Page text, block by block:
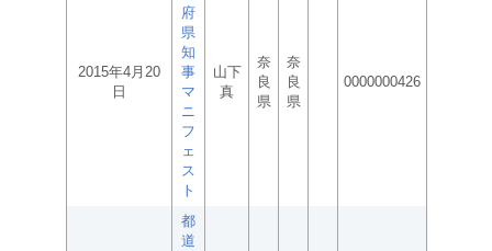
2015年4月20
日
府
県
知
事
マ
ニ
フ
ェ
ス
ト
山下
真
奈
良
県
奈
良
県
0000000426
都
道